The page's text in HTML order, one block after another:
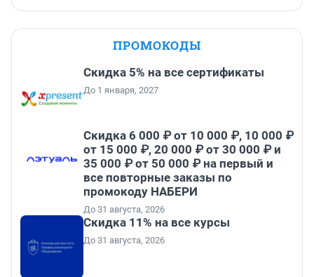
ПРОМОКОДЫ
Скидка 5% на все сертификаты
До 1 января, 2027
Скидка 6 000 ₽ от 10 000 ₽, 10 000 ₽
от 15 000 ₽, 20 000 ₽ от 30 000 ₽ и
35 000 ₽ от 50 000 ₽ на первый и
все повторные заказы по
промокоду НАБЕРИ
До 31 августа, 2026
Скидка 11% на все курсы
До 31 августа, 2026